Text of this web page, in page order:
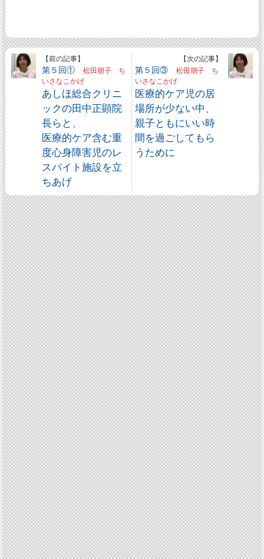
【前の記事】
第５回①松田朋子 ち
いさなこかげ
あしほ総合クリニ
ックの田中正顕院
長らと、
医療的ケア含む重
度心身障害児のレ
スパイト施設を立
ちあげ
【次の記事】
第５回③松田朋子 ち
いさなこかげ
医療的ケア児の居
場所が少ない中、
親子ともにいい時
間を過ごしてもら
うために